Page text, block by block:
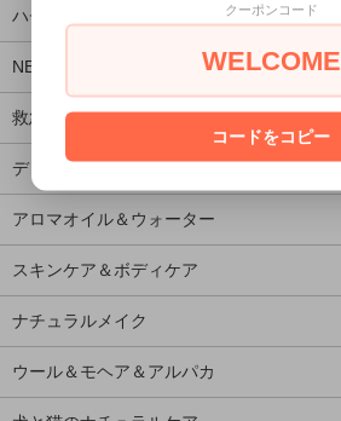
ハチミツ・プロポリス
NEW! ホメオパシー
救急箱アイテム
デンタルケア
アロマオイル＆ウォーター
スキンケア＆ボディケア
ナチュラルメイク
ウール＆モヘア＆アルパカ
クーポンコード
WELCOME
コードをコピー